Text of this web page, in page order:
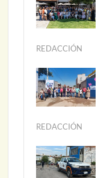
s
t
,
2
0
REDACCIÓN
n
i
o
,
2
REDACCIÓN
n
i